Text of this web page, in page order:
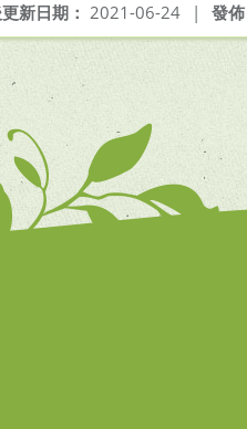
發佈
新日期： 2021-06-24 |